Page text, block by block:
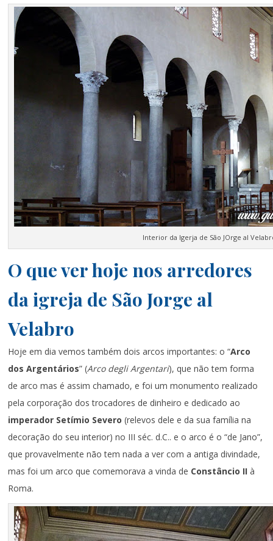
Interior da Igerja de São JOrge al
O que ver hoje nos arredores
da igreja de São Jorge al
Velabro
Hoje em dia vemos também dois arcos importantes: o “Arco
dos Argentários” (Arco degli Argentari), que não tem forma
de arco mas é assim chamado, e foi um monumento realizado
pela corporação dos trocadores de dinheiro e dedicado ao
imperador Setímio Severo (relevos dele e da sua família na
decoração do seu interior) no III séc. d.C.. e o arco é o “de Jano”,
que provavelmente não tem nada a ver com a antiga divindade,
mas foi um arco que comemorava a vinda de Constâncio II à
Roma.